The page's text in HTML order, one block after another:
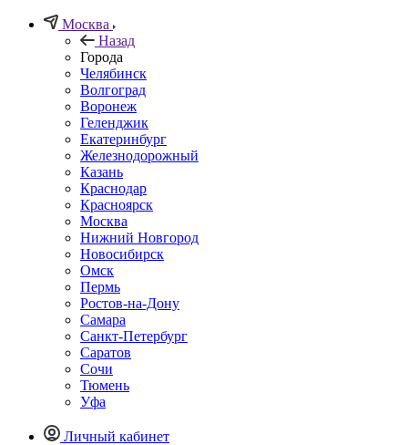
Москва
Назад
Города
Челябинск
Волгоград
Воронеж
Геленджик
Екатеринбург
Железнодорожный
Казань
Краснодар
Красноярск
Москва
Нижний Новгород
Новосибирск
Омск
Пермь
Ростов-на-Дону
Самара
Санкт-Петербург
Саратов
Сочи
Тюмень
Уфа
Личный кабинет